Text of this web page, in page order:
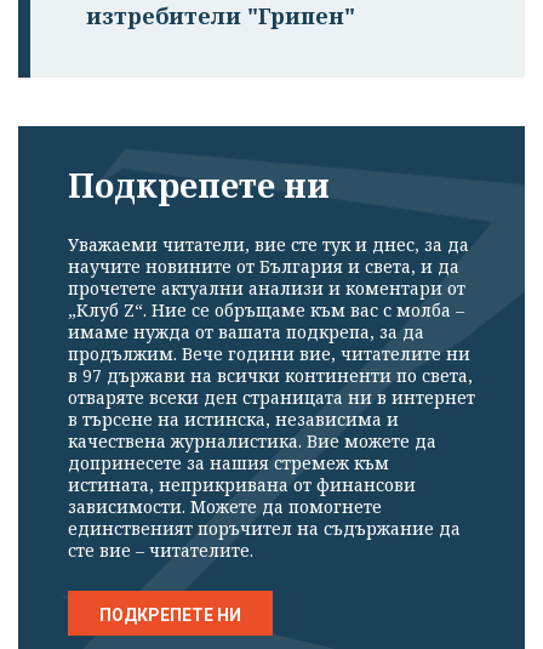
изтребители "Грипен"
Подкрепете ни
Уважаеми читатели, вие сте тук и днес, за да
научите новините от България и света, и да
прочетете актуални анализи и коментари от
„Клуб Z“. Ние се обръщаме към вас с молба –
имаме нужда от вашата подкрепа, за да
продължим. Вече години вие, читателите ни
в 97 държави на всички континенти по света,
отваряте всеки ден страницата ни в интернет
в търсене на истинска, независима и
качествена журналистика. Вие можете да
допринесете за нашия стремеж към
истината, неприкривана от финансови
зависимости. Можете да помогнете
единственият поръчител на съдържание да
сте вие – читателите.
ПОДКРЕПЕТЕ НИ